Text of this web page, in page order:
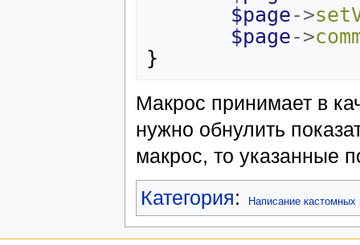
$page->
$page->
}
Макрос принимает в
нужно обнулить
макрос, то указанные
Категория: Написание кастомных